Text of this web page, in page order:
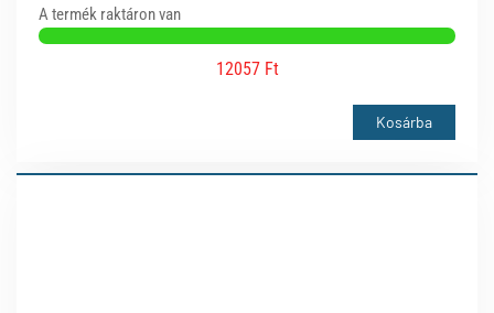
A termék raktáron van
12057 Ft
Kosárba